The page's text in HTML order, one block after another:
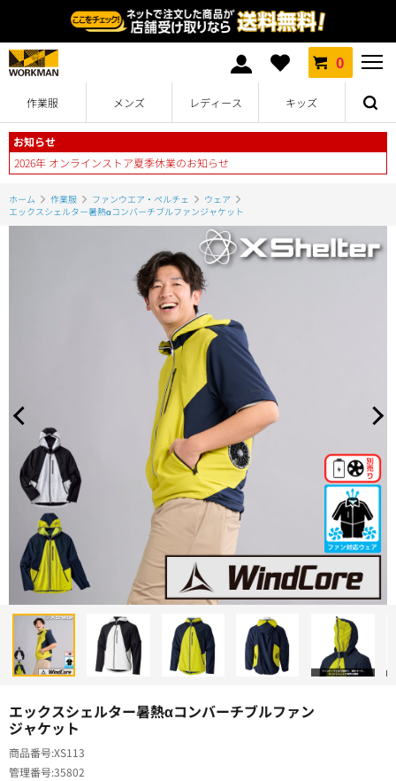
0
作業服 メンズ レディース キッズ
お知らせ
2026年 オンラインストア夏季休業のお知らせ
ホーム 作業服 ファンウエア・ペルチェ
ウェア
エックスシェルター暑熱αコンバーチブルファンジャケット
エックスシェルター暑熱αコンバーチブルファン
ジャケット
商品番号XS113
管理番号35802